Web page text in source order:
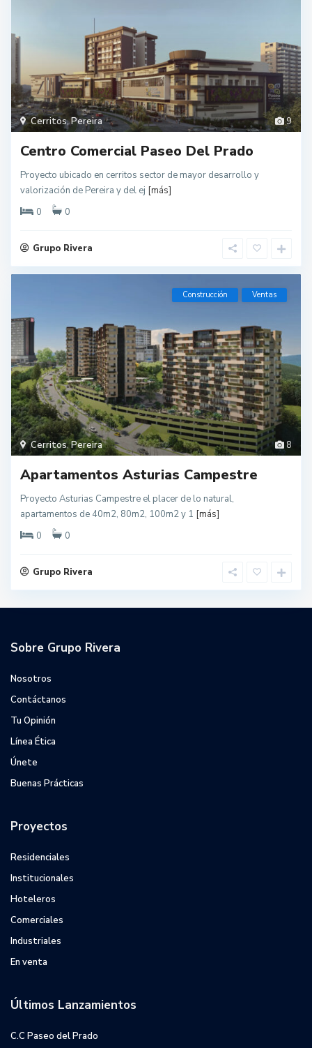
9
Cerritos,Pereira
Centro Comercial Paseo Del Prado
Proyecto ubicado en cerritos sector de mayor desarrollo y
valorización de Pereira y del ej [más]
0
0
Grupo Rivera
8
Cerritos,Pereira
Construcción Ventas
Apartamentos Asturias Campestre
Proyecto Asturias Campestre el placer de lo natural,
apartamentos de 40m2, 80m2, 100m2 y 1 [más]
0
0
Grupo Rivera
Sobre Grupo Rivera
Nosotros
Contáctanos
Tu Opinión
Línea Ética
Únete
Buenas Prácticas
Proyectos
Residenciales
Institucionales
Hoteleros
Comerciales
Industriales
En venta
Últimos Lanzamientos
C.C Paseo del Prado